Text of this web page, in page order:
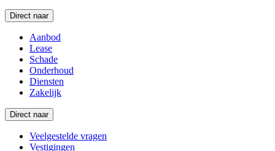
Direct naar
Aanbod
Lease
Schade
Onderhoud
Diensten
Zakelijk
Direct naar
Veelgestelde vragen
Vestigingen